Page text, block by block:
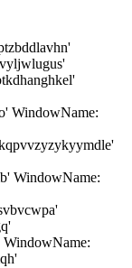
WindowName:
WindowName: